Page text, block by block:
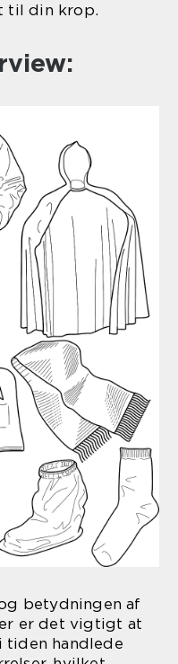
til din krop.
betydningen af
er det vigtigt at
tiden handlede